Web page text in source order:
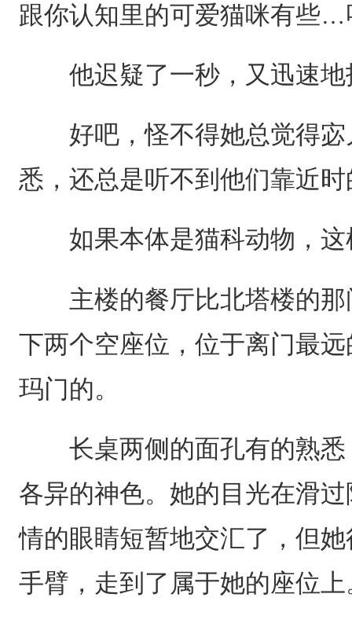
跟你认知里的可爱猫咪有些
他迟疑了一秒，又迅速地
好吧，怪不得她总觉得宓
悉，还总是听不到他们靠近
如果本体是猫科动物，这
主楼的餐厅比北塔楼的那
下两个空座位，位于离门最
玛门的。
长桌两侧的面孔有的熟悉
各异的神色。她的目光在滑
情的眼睛短暂地交汇了，但
手臂，走到了属于她的座位上